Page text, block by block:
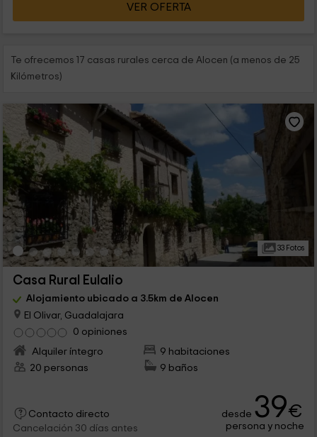
VER OFERTA
Te ofrecemos 17 casas rurales cerca de Alocen (a menos de 25
Kilómetros)
33 Fotos
Casa Rural Eulalio
Alojamiento ubicado a 3.5km de Alocen
El Olivar, Guadalajara
0 opiniones
Alquiler íntegro
9 habitaciones
20 personas
9 baños
Contacto directo
Cancelación 30 días antes
desde 39€
persona y noche